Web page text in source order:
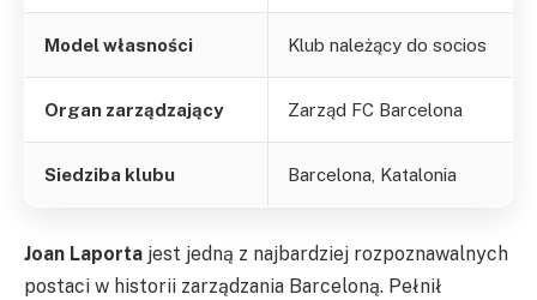
Model własności Klub należący do socios
Organ zarządzający Zarząd FC Barcelona
Siedziba klubu Barcelona, Katalonia
Joan Laporta jest jedną z najbardziej rozpoznawalnych
postaci w historii zarządzania Barceloną. Pełnił